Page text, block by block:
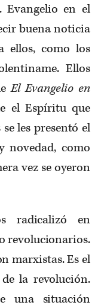
Evangelio en el
buena noticia
ellos, como los
Ellos
El Evangelio en
el Espíritu que
les presentó el
novedad, como
vez se oyeron
radicalizó en
revolucionarios.
marxistas. Es el
la revolución.
una situación